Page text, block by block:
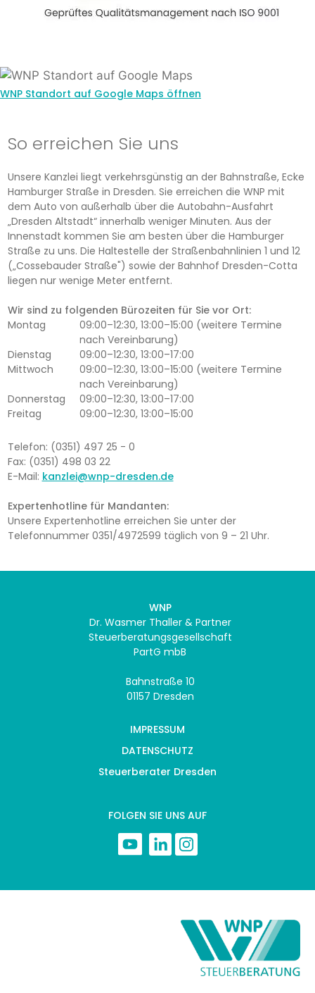
WNP Standort auf Google Maps öffnen
So erreichen Sie uns
Unsere Kanzlei liegt verkehrsgünstig an der Bahnstraße, Ecke
Hamburger Straße in Dresden. Sie erreichen die WNP mit
dem Auto von außerhalb über die Autobahn-Ausfahrt
„Dresden Altstadt“ innerhalb weniger Minuten. Aus der
Innenstadt kommen Sie am besten über die Hamburger
Straße zu uns. Die Haltestelle der Straßenbahnlinien 1 und 12
(„Cossebauder Straße") sowie der Bahnhof Dresden-Cotta
liegen nur wenige Meter entfernt.
Wir sind zu folgenden Bürozeiten für Sie vor Ort:
Montag
09:00–12:30, 13:00–15:00 (weitere Termine
nach Vereinbarung)
Dienstag
09:00–12:30, 13:00–17:00
Mittwoch
09:00–12:30, 13:00–15:00 (weitere Termine
nach Vereinbarung)
Donnerstag
09:00–12:30, 13:00–17:00
Freitag
09:00–12:30, 13:00–15:00
Telefon: (0351) 497 25 - 0
Fax: (0351) 498 03 22
E-Mail: kanzlei@wnp-dresden.de
Expertenhotline für Mandanten:
Unsere Expertenhotline erreichen Sie unter der
Telefonnummer 0351/4972599 täglich von 9 – 21 Uhr.
WNP
Dr. Wasmer Thaller & Partner
Steuerberatungsgesellschaft
PartG mbB
Bahnstraße 10
01157 Dresden
IMPRESSUM
DATENSCHUTZ
Steuerberater Dresden
FOLGEN SIE UNS AUF